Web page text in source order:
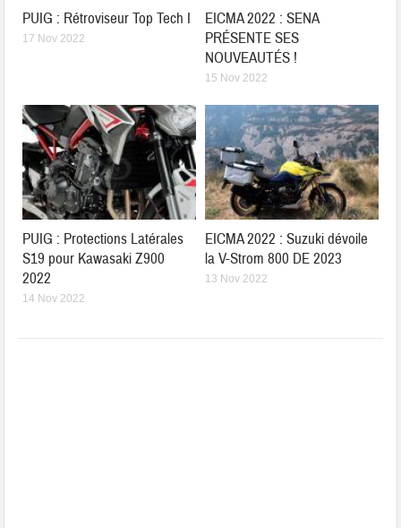
PUIG : Rétroviseur Top Tech I
17 Nov 2022
EICMA 2022 : SENA
PRÉSENTE SES
NOUVEAUTÉS !
15 Nov 2022
PUIG : Protections Latérales
S19 pour Kawasaki Z900
2022
14 Nov 2022
EICMA 2022 : Suzuki dévoile
la V-Strom 800 DE 2023
13 Nov 2022